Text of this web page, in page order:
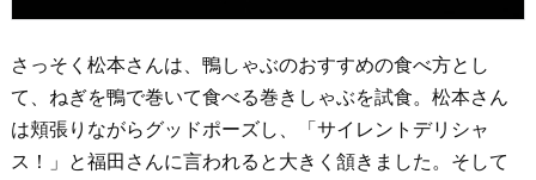
さっそく松本さんは、鴨しゃぶのおすすめの食べ方とし
て、ねぎを鴨で巻いて食べる巻きしゃぶを試食。松本さん
は頬張りながらグッドポーズし、「サイレントデリシャ
ス！」と福田さんに言われると大きく頷きました。そして